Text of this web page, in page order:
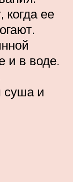
ее
и в воде.
суша и